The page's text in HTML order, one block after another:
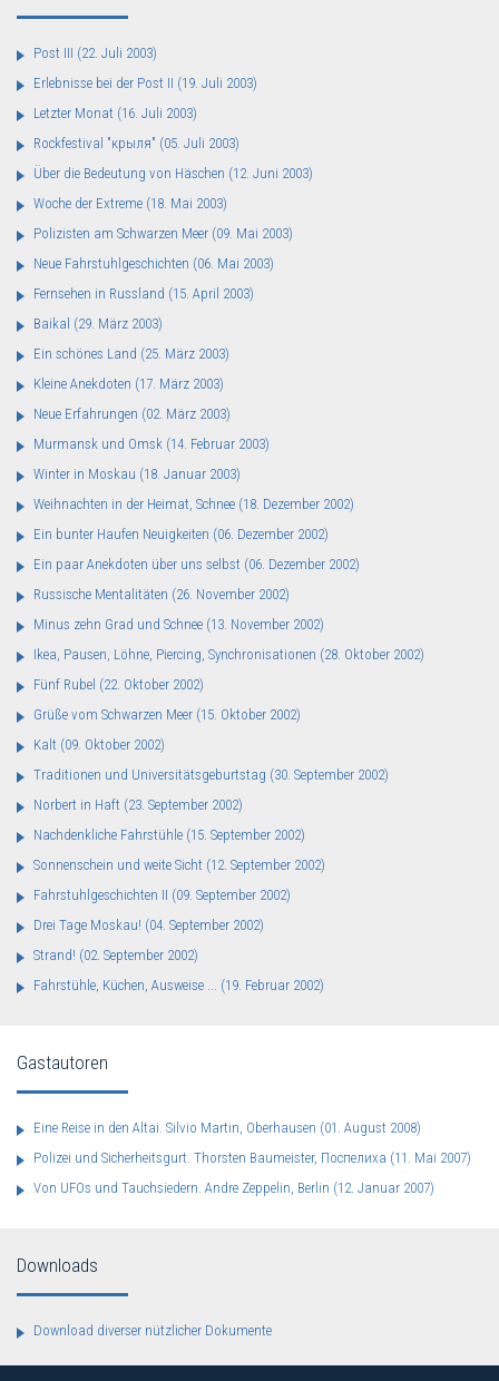
Post III (22. Juli 2003)
Erlebnisse bei der Post II (19. Juli 2003)
Letzter Monat (16. Juli 2003)
Rockfestival "крыля" (05. Juli 2003)
Über die Bedeutung von Häschen (12. Juni 2003)
Woche der Extreme (18. Mai 2003)
Polizisten am Schwarzen Meer (09. Mai 2003)
Neue Fahrstuhlgeschichten (06. Mai 2003)
Fernsehen in Russland (15. April 2003)
Baikal (29. März 2003)
Ein schönes Land (25. März 2003)
Kleine Anekdoten (17. März 2003)
Neue Erfahrungen (02. März 2003)
Murmansk und Omsk (14. Februar 2003)
Winter in Moskau (18. Januar 2003)
Weihnachten in der Heimat, Schnee (18. Dezember 2002)
Ein bunter Haufen Neuigkeiten (06. Dezember 2002)
Ein paar Anekdoten über uns selbst (06. Dezember 2002)
Russische Mentalitäten (26. November 2002)
Minus zehn Grad und Schnee (13. November 2002)
Ikea, Pausen, Löhne, Piercing, Synchronisationen (28. Oktober 2002)
Fünf Rubel (22. Oktober 2002)
Grüße vom Schwarzen Meer (15. Oktober 2002)
Kalt (09. Oktober 2002)
Traditionen und Universitätsgeburtstag (30. September 2002)
Norbert in Haft (23. September 2002)
Nachdenkliche Fahrstühle (15. September 2002)
Sonnenschein und weite Sicht (12. September 2002)
Fahrstuhlgeschichten II (09. September 2002)
Drei Tage Moskau! (04. September 2002)
Strand! (02. September 2002)
Fahrstühle, Küchen, Ausweise ... (19. Februar 2002)
Gastautoren
Eine Reise in den Altai. Silvio Martin, Oberhausen (01. August 2008)
Polizei und Sicherheitsgurt. Thorsten Baumeister, Поспелиха (11. Mai 2007)
Von UFOs und Tauchsiedern. Andre Zeppelin, Berlin (12. Januar 2007)
Downloads
Download diverser nützlicher Dokumente